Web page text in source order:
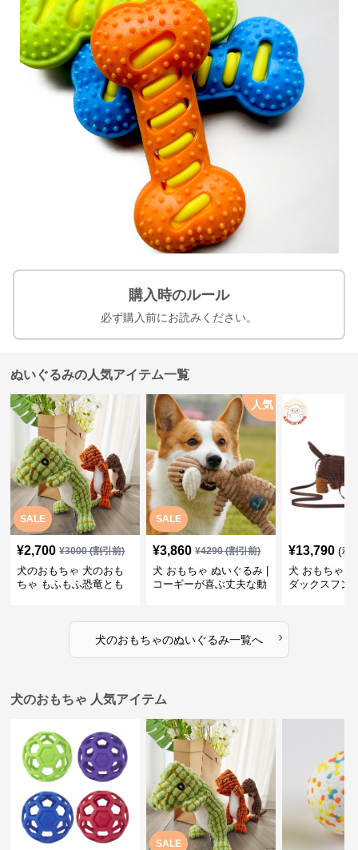
購入時のルール
必ず購入前にお読みください。
ぬいぐるみの人気アイテム一覧
SALE
¥2,700 ¥3000(割引前)
犬のおもちゃ 犬のおも
ちゃ もふもふ恐竜とも
SALE
人気
¥3,860 ¥4290(割引前)
犬 おもちゃ ぬいぐるみ |
コーギーが喜ぶ丈夫な動
¥13,790 (税
犬 おもちゃ
ダックスフン
犬のおもちゃのぬいぐるみ一覧へ ›
犬のおもちゃ 人気アイテム
SALE